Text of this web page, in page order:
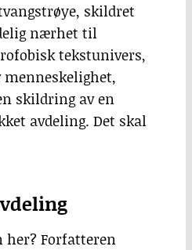
skildret
nærhet til
tekstunivers,
skildring av en
avdeling. Det skal
her? Forfatteren